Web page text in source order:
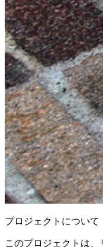
プロジェクトについて
このプロジェクトは